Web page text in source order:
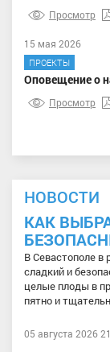
Просмотр
15 мая 2026
ПРОЕКТЫ
Оповещение о
Просмотр
НОВОСТИ
КАК
В Севастополе в
сладкий и
целые плоды в
пятно и
05 августа 2026